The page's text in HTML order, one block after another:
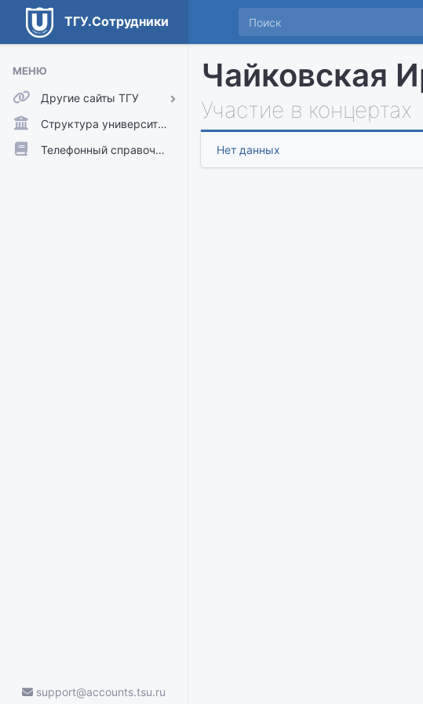
ТГУ.Сотрудники
МЕНЮ
Другие сайты ТГУ
ТГУ.Аккаунты
ТГУ.Расписание
Структура университета
Телефонный справочник
support@accounts.tsu.ru
Чайковская
Участие в концертах
Нет данных